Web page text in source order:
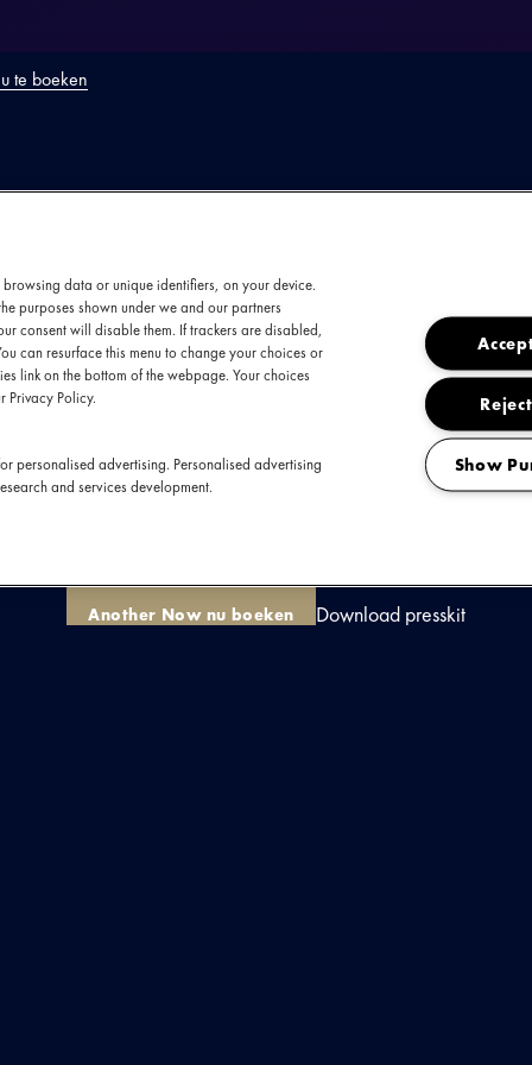
te boeken
een vijfkoppige alternatieve metalformatie
en ongefilterde eerlijkheid. Hun muziek is
menselijke ervaring, van introspectieve
band omarmt de wildste ideeën en is niet
van inspiratie staat voorop; alles wat
riDs, zware en dynamische screams,
Another Now nu boeken Download presskit
data or unique identifiers, on your device.
purposes shown under we and our partners
consent will disable them. If trackers are disabled,
can resurface this menu to change your choices or
link on the bottom of the webpage. Your choices
Privacy Policy.
personalised advertising. Personalised advertising
and services development.
Show